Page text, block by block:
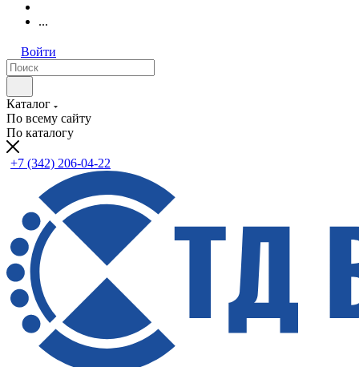
...
Войти
Каталог
По всему сайту
По каталогу
+7 (342) 206-04-22